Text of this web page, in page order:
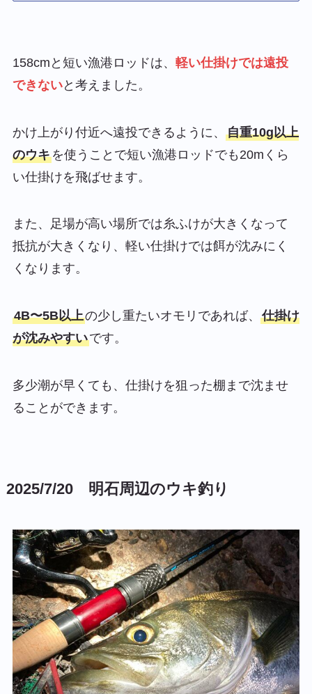
158cmと短い漁港ロッドは、 軽い仕掛けでは遠投
できないと考えました。
かけ上がり付近へ遠投できるように、 自重10g以上
のウキを使うことで短い漁港ロッドでも20mくら
い仕掛けを飛ばせます。
また、足場が高い場所では糸ふけが大きくなって
抵抗が大きくなり、軽い仕掛けでは餌が沈みにく
くなります。
4B〜5B以上の少し重たいオモリであれば、 仕掛け
が沈みやすいです。
多少潮が早くても、仕掛けを狙った棚まで沈ませ
ることができます。
2025/7/20 明石周辺のウキ釣り